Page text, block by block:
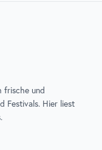
frische und
Festivals. Hier liest